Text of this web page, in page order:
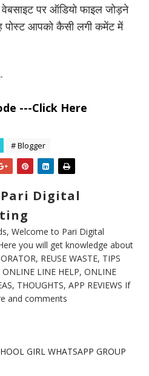
पर ऑडियो फाइल जोड़ने
पोस्ट आपको कैसी लगी कमेंट में
---Click Here
# Blogger
Digital
Welcome to Pari Digital
you will get knowledge about
REUSE WASTE, TIPS
LINE HELP, ONLINE
THOUGHTS, APP REVIEWS If
and comments
GIRL WHATSAPP GROUP